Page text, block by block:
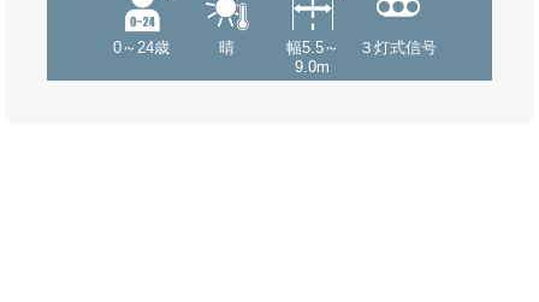
0～24歳 晴
幅5.5～
9.0m
３灯式信号